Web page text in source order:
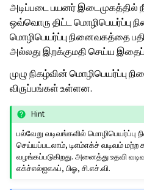
அடிப்படை பயனர் இடைமுகத்தில்
ஒவ்வொரு திட்ட மொழிபெயர்ப்பு
மொழிபெயர்ப்பு நினைவகத்தை
அல்லது இறக்குமதி செய்ய
முழு நிகழ்வின் மொழிபெயர்ப்பு
விருப்பங்கள் உள்ளன.
Hint
பல்வேறு வடிவங்களில் மொழிபெயர்ப்பு
செய்யப்படலாம், டிஎம்எக்ச் வடிவம் மற்ற
வழங்கப்படுகிறது. அனைத்து உதவி
எக்ச்எல்ஐஎஃப், பிஓ, சி.எச்.வி.